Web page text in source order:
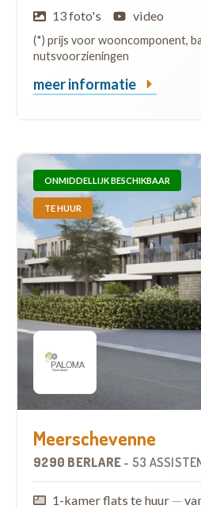
13 foto's video
(*) prijs voor wooncomponent,
nutsvoorzieningen
meer informatie
ONMIDDELLIJK BESCHIKBAAR
TE HUUR
Meerschevenne
9290 BERLARE - 53
1-kamer flats te huur —